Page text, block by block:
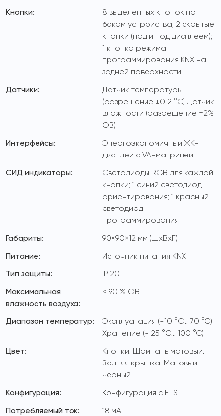
Кнопки:
8 выделенных кнопок по
бокам устройства; 2 скрытые
кнопки (над и под дисплеем);
1 кнопка режима
программирования KNX на
задней поверхности
Датчики:
Датчик температуры
(разрешение ±0,2 °C) Датчик
влажности (разрешение ±2%
ОВ)
Интерфейсы:
Энергоэкономичный ЖК-
дисплей с VA-матрицей
СИД индикаторы:
Светодиоды RGB для каждой
кнопки; 1 синий светодиод
ориентирования; 1 красный
светодиод
программирования
Габариты:
90×90×12 мм (ШхВхГ)
Питание:
Источник питания KNX
Тип защиты:
IP 20
Максимальная
влажность воздуха:
< 90 % ОВ
Диапазон температур:
Эксплуатация (-10 °C... 70 °C)
Хранение (- 25 °C... 100 °C)
Цвет:
Кнопки: Шампань матовый.
Задняя крышка: Матовый
черный
Конфигурация:
Конфигурация с ETS
Потребляемый ток:
18 мА